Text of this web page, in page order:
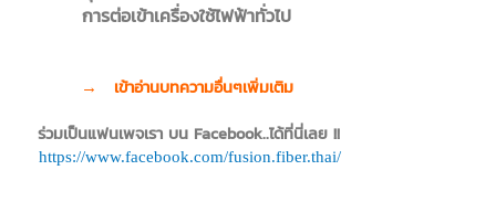
การต่อเข้าเครื่องใช้ไฟฟ้าทั่วไป
→ เข้าอ่านบทความอื่นๆเพิ่มเติม
ร่วมเป็นแฟนเพจเรา บน Facebook..ได้ที่นี่เลย !!
https://www.facebook.com/fusion.fiber.thai/